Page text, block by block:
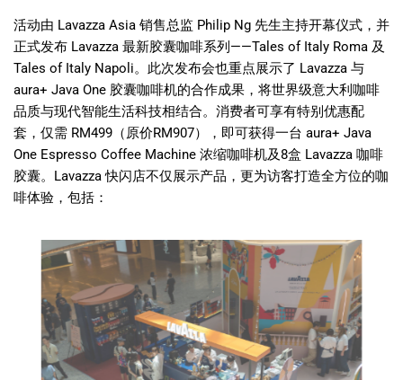
活动由 Lavazza Asia 销售总监 Philip Ng 先生主持开幕仪式，并
正式发布 Lavazza 最新胶囊咖啡系列——Tales of Italy Roma 及
Tales of Italy Napoli。此次发布会也重点展示了 Lavazza 与
aura+ Java One 胶囊咖啡机的合作成果，将世界级意大利咖啡
品质与现代智能生活科技相结合。消费者可享有特别优惠配
套，仅需 RM499（原价RM907），即可获得一台 aura+ Java
One Espresso Coffee Machine 浓缩咖啡机及8盒 Lavazza 咖啡
胶囊。Lavazza 快闪店不仅展示产品，更为访客打造全方位的咖
啡体验，包括：